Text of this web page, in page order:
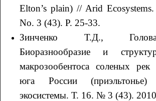
Elton’s plain) // Arid
No. 3 (43). P. 25-33.
Зинченко Т.Д.,
Биоразнообразие и
макрозообентоса соленых
юга России
экосистемы. Т. 16. № 3 (43).